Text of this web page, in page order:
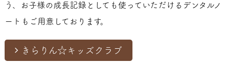
う、お子様の成長記録としても使っていただけるデンタルノ
ートもご用意しております。
きらりん☆キッズクラブ